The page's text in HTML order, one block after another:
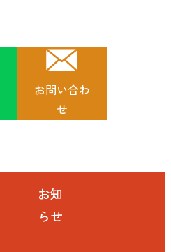
お問い合わ
せ
お知
らせ